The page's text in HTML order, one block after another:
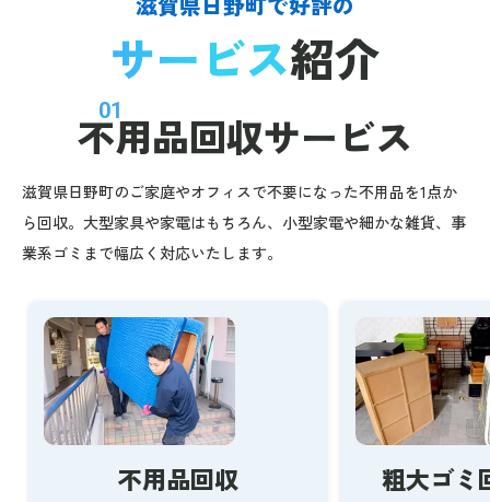
サービス紹介
01
不用品回収サービス
滋賀県日野町のご家庭やオフィスで不要になった不用品を1点か
ら回収。大型家具や家電はもちろん、小型家電や細かな雑貨、事
業系ゴミまで幅広く対応いたします。
不用品回収 粗大ゴミ